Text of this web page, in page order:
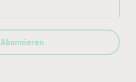
Abonnieren